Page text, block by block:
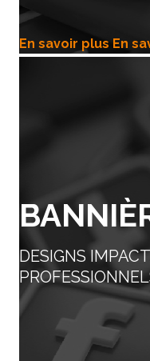
En savoir plus En
DESIGNS